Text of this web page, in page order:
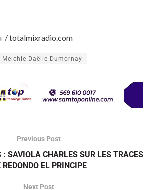
/ totalmixradio.com
Melchie Daëlle Dumornay
Previous Post
SAVIOLA CHARLES SUR LES TRACES
REDONDO EL PRINCIPE
Next Post